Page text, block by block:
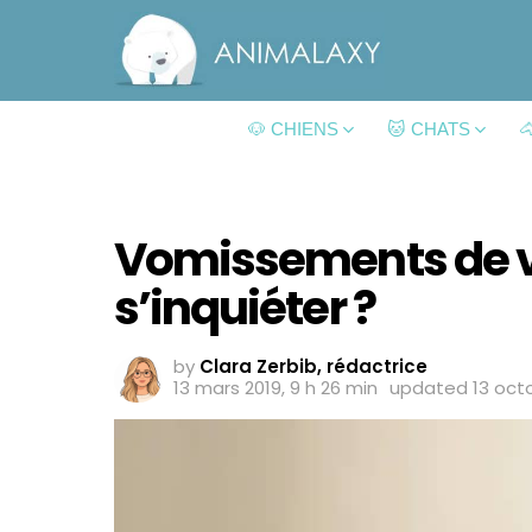
🐶 CHIENS 🐱 CHATS
Vomissements de
s’inquiéter ?
by Clara Zerbib, rédactrice
13 mars 2019, 9 h 26 min updated 13